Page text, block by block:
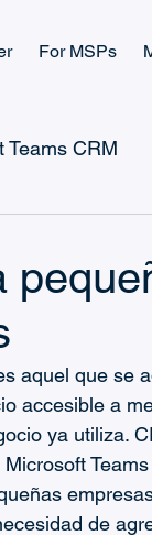
For MSPs
Teams CRM
Guías de
aquel que se
accesible a
ya utiliza.
de